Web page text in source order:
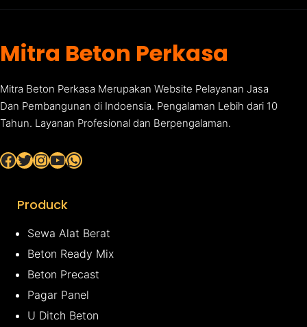
Mitra Beton Perkasa
Mitra Beton Perkasa Merupakan Website Pelayanan Jasa
Dan Pembangunan di Indoensia. Pengalaman Lebih dari 10
Tahun. Layanan Profesional dan Berpengalaman.
Facebook Twitter InstagramYouTube WhatsApp
Produck
Sewa Alat Berat
Beton Ready Mix
Beton Precast
Pagar Panel
U Ditch Beton